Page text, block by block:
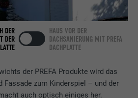
der PREFA Produkte wird das
Fassade zum Kinderspiel – und der
auch optisch einiges her.
DER
DER
HAUS VOR DER
DACHSANIERUNG MIT PREFA
DACHPLATTE
vom Social-Networking-Dienst
für die Verfolgung der
von eingebetteten